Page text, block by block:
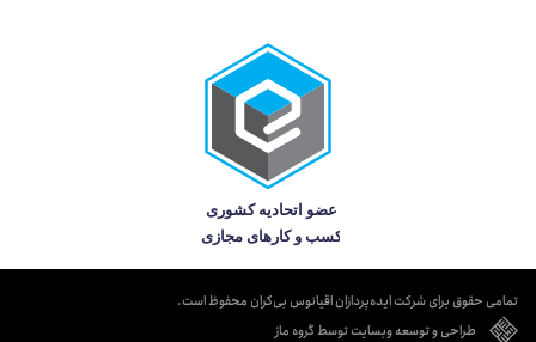
تمامی حقوق برای شرکت ایده‌پردازان اقیانوس بی‌کران محفوظ است.
طراحی و توسعه وبسایت توسط گروه ماز